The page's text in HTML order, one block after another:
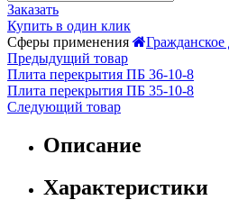
Заказать
Купить в один клик
Сферы применения
Предыдущий товар
Плита перекрытия ПБ 36-10-8
Плита перекрытия ПБ 35-10-8
Следующий товар
Описание
Характеристики